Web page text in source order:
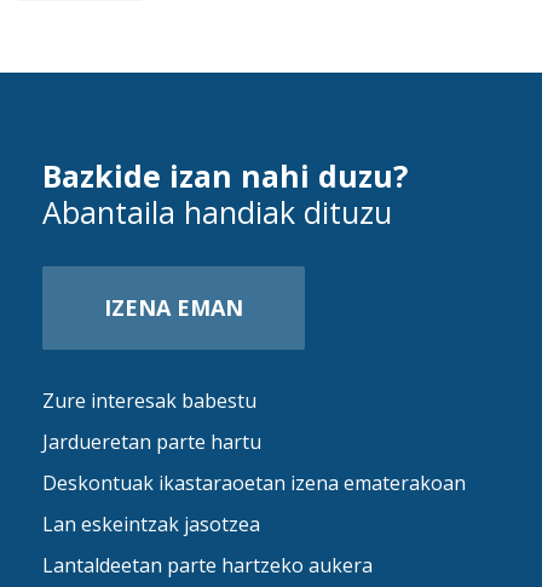
Bazkide izan nahi duzu?
Abantaila handiak dituzu
IZENA EMAN
Zure interesak babestu
Jardueretan parte hartu
Deskontuak ikastaraoetan izena ematerakoan
Lan eskeintzak jasotzea
Lantaldeetan parte hartzeko aukera